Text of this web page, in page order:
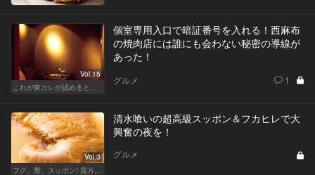
Vol.15
これが東カレが認めるとっておきの隠れ家
個室専用入口で暗証番号を入れる！西麻布
の焼肉店には誰にも会わない秘密の導線が
あった！
グルメ 1
Vol.3
フグ、蟹、スッポン! 貴方の知らない“超”高級食材の世界
清水喰いの超高級スッポン＆フカヒレで大
興奮の夜を！
グルメ